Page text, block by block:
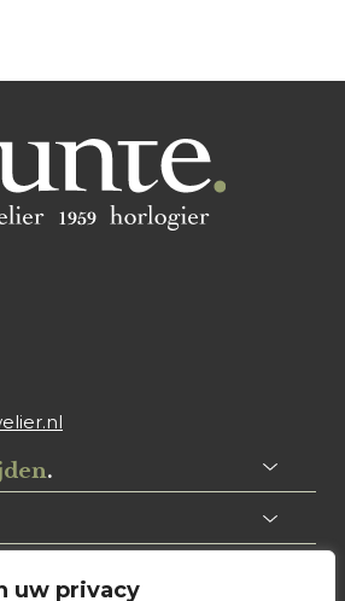
uw privacy
.